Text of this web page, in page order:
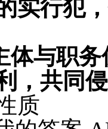
实行犯
体与职
，共同
质